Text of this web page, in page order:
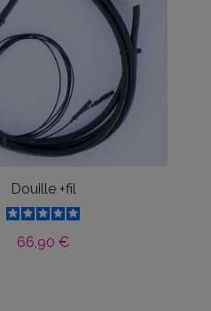
Douille +fil
66,90 €